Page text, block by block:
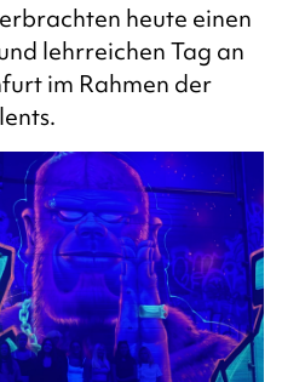
heute einen
lehrreichen Tag an
im Rahmen der